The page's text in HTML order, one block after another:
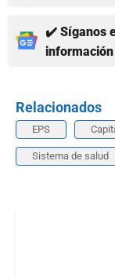
✔️ Síganos
Relacionados
EPS
Sistema de salud